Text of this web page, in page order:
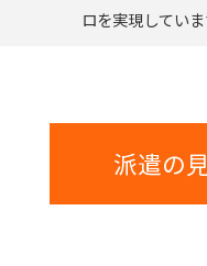
ロを実現していま
派遣の